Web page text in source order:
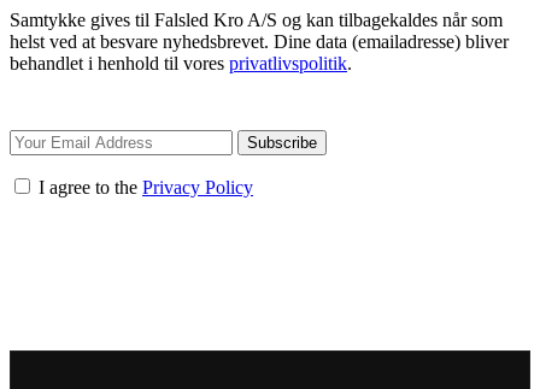
Samtykke gives til Falsled Kro A/S og kan tilbagekaldes når som
helst ved at besvare nyhedsbrevet. Dine data (emailadresse) bliver
behandlet i henhold til vores privatlivspolitik.
Subscribe
I agree to the Privacy Policy